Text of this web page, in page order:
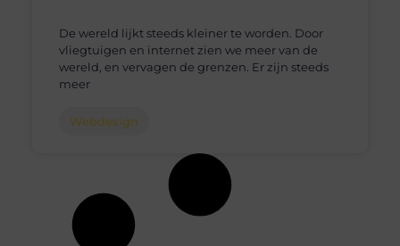
De wereld lijkt steeds kleiner te worden. Door
vliegtuigen en internet zien we meer van de
wereld, en vervagen de grenzen. Er zijn steeds
meer
Webdesign